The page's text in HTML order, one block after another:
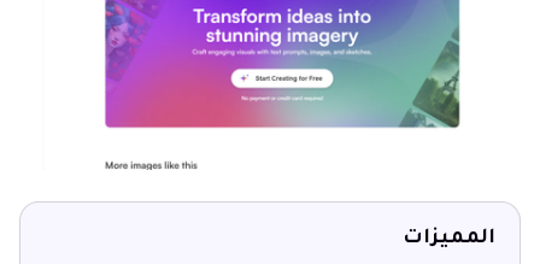
المميزات